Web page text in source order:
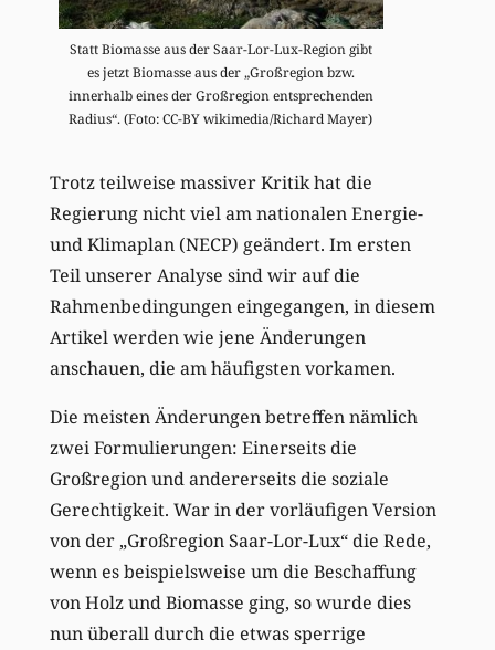
Statt Biomasse aus der Saar-Lor-Lux-Region gibt
es jetzt Biomasse aus der „Großregion bzw.
innerhalb eines der Großregion entsprechenden
Radius“. (Foto: CC-BY wikimedia/Richard Mayer)
Trotz teilweise massiver Kritik hat die
Regierung nicht viel am nationalen Energie-
und Klimaplan (NECP) geändert. Im ersten
Teil unserer Analyse sind wir auf die
Rahmenbedingungen eingegangen, in diesem
Artikel werden wie jene Änderungen
anschauen, die am häufigsten vorkamen.
Die meisten Änderungen betreffen nämlich
zwei Formulierungen: Einerseits die
Großregion und andererseits die soziale
Gerechtigkeit. War in der vorläufigen Version
von der „Großregion Saar-Lor-Lux“ die Rede,
wenn es beispielsweise um die Beschaffung
von Holz und Biomasse ging, so wurde dies
nun überall durch die etwas sperrige